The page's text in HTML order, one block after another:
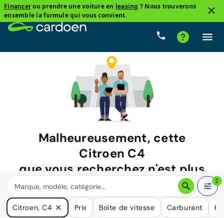
Financerou prendre une voiture en leasing ? Nous trouverons
ensemble la formule qui vous convient.
Malheureusement, cette
Citroen C4
que vous recherchez n'est plus
disponible.
Nous avons de nombreuses voitures qui pourraient répondre
à vos besoins.
2
Citroen, C4 Prix Boîte de vitesse Carburant